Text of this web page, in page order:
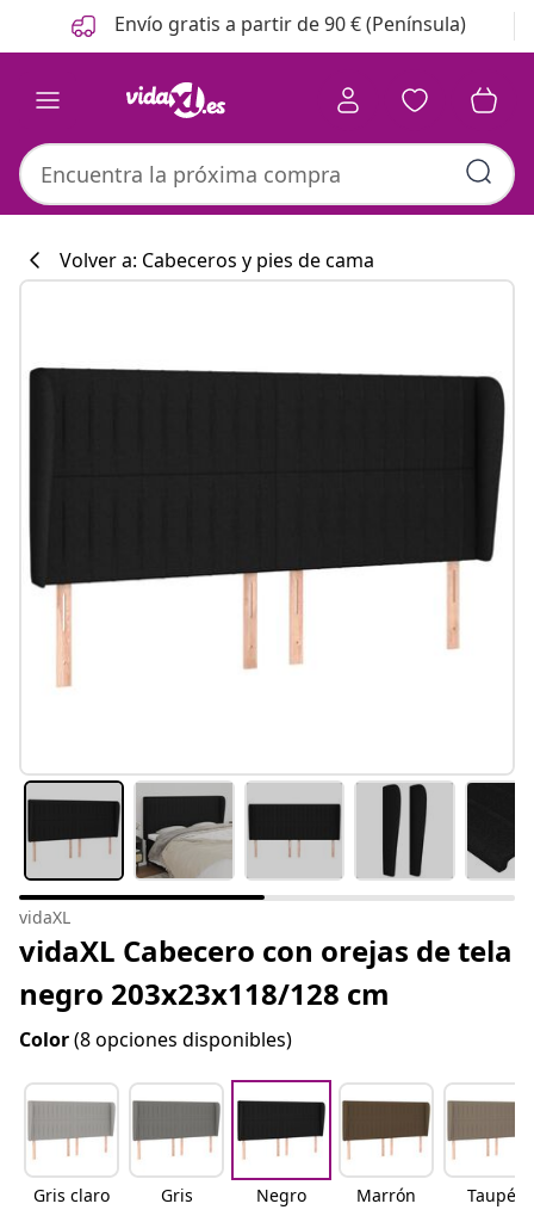
Anterior
Siguiente Envío gratis a partir de 90 € (Península)
Volver a: Cabeceros y pies de cama
vidaXL
vidaXL Cabecero con orejas de tela
negro 203x23x118/128 cm
Color(8 opciones disponibles)
Gris claro
Gris
Negro
Marrón
Taupé